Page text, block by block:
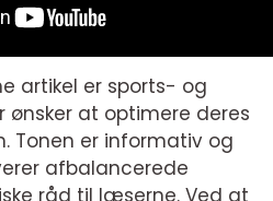
artikel er sports- og
ønsker at optimere deres
Tonen er informativ og
afbalancerede
råd til læserne. Ved at